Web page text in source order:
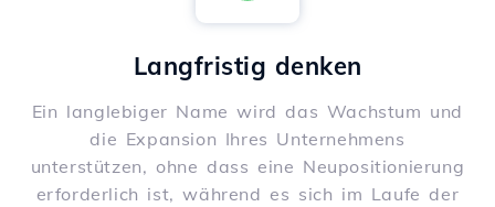
Langfristig denken
Ein langlebiger Name wird das Wachstum und
die Expansion Ihres Unternehmens
unterstützen, ohne dass eine Neupositionierung
erforderlich ist, während es sich im Laufe der